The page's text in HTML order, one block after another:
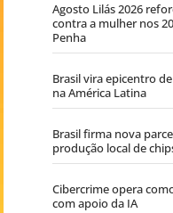
Agosto Lilás 2026
contra a mulher nos
Penha
Brasil vira epicentro
na América Latina
Brasil firma nova
produção local de
Cibercrime opera
com apoio da IA